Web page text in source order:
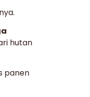
hutan
panen